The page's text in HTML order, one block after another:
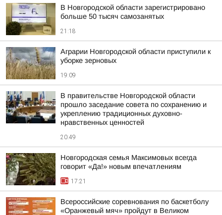
В Новгородской области зарегистрировано
больше 50 тысяч самозанятых
21:18
Аграрии Новгородской области приступили к
уборке зерновых
19:09
В правительстве Новгородской области
прошло заседание совета по сохранению и
укреплению традиционных духовно-
нравственных ценностей
20:49
Новгородская семья Максимовых всегда
говорит «Да!» новым впечатлениям
17:21
Всероссийские соревнования по баскетболу
«Оранжевый мяч» пройдут в Великом